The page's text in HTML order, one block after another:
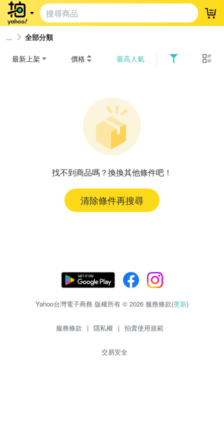
登
全部分類
最新上架 價格 最高人氣
找不到商品嗎？換換其他條件吧！
清除條件再搜尋
Yahoo台灣電子商務 版權所有 © 2026 服務條款(更新)
服務條款 | 隱私權 | 拍賣使用規範
交易安全